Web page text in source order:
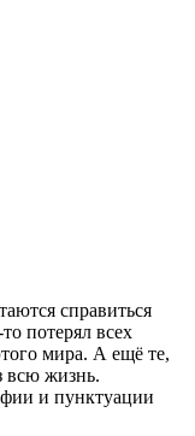
справиться
потерял всех
мира. А ещё те,
всю жизнь.
и пунктуации